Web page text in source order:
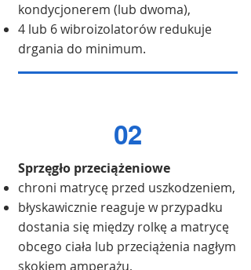
kondycjonerem (lub dwoma),
4 lub 6 wibroizolatorów redukuje
drgania do minimum.
02
Sprzęgło przeciążeniowe
chroni matrycę przed uszkodzeniem,
błyskawicznie reaguje w przypadku
dostania się między rolkę a matrycę
obcego ciała lub przeciążenia nagłym
skokiem amperażu,